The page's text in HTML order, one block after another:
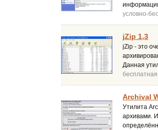
условно-
jZip 1,3
jZip - это
Данная
бесплатная
Archival
Утилита
архивами.